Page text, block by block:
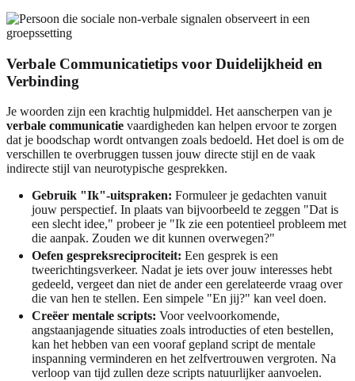
Verbale Communicatietips voor Duidelijkheid en
Verbinding
Je woorden zijn een krachtig hulpmiddel. Het aanscherpen van je
verbale communicatie vaardigheden kan helpen ervoor te zorgen
dat je boodschap wordt ontvangen zoals bedoeld. Het doel is om de
verschillen te overbruggen tussen jouw directe stijl en de vaak
indirecte stijl van neurotypische gesprekken.
Gebruik "Ik"-uitspraken: Formuleer je gedachten vanuit
jouw perspectief. In plaats van bijvoorbeeld te zeggen "Dat is
een slecht idee," probeer je "Ik zie een potentieel probleem met
die aanpak. Zouden we dit kunnen overwegen?"
Oefen gespreksreciprociteit: Een gesprek is een
tweerichtingsverkeer. Nadat je iets over jouw interesses hebt
gedeeld, vergeet dan niet de ander een gerelateerde vraag over
die van hen te stellen. Een simpele "En jij?" kan veel doen.
Creëer mentale scripts: Voor veelvoorkomende,
angstaanjagende situaties zoals introducties of eten bestellen,
kan het hebben van een vooraf gepland script de mentale
inspanning verminderen en het zelfvertrouwen vergroten. Na
verloop van tijd zullen deze scripts natuurlijker aanvoelen.